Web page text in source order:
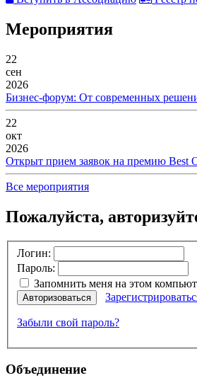
Мероприятия
22
сен
2026
Бизнес-форум: От современных
22
окт
2026
Открыт прием заявок на премию Best
Все мероприятия
Пожалуйста,
Логин:
Пароль:
Запомнить меня на этом
Авторизоваться
Забыли свой пароль?
Объединение